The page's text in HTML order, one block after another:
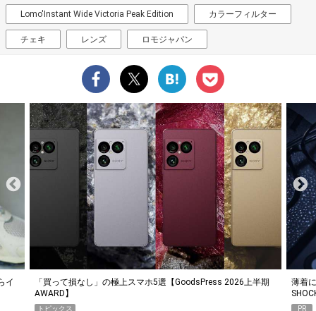
Lomo'Instant Wide Victoria Peak Edition カラーフィルター
チェキ レンズ ロモジャパン
イ
「買って損なし」の極上スマホ5選【GoodsPress 2026上半期
AWARD】
トピックス
薄着
PR